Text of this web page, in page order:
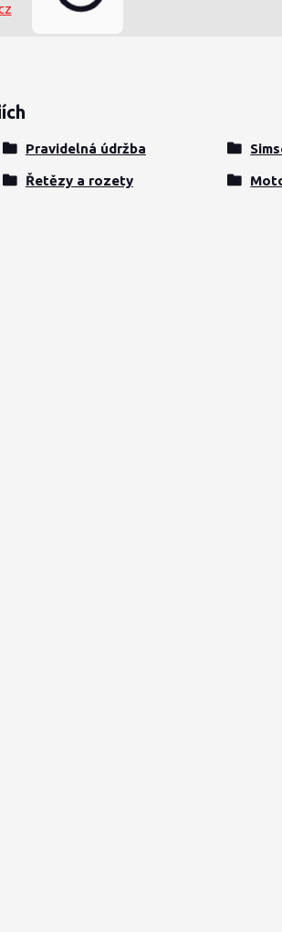
Pravidelná údržba
Řetězy a rozety